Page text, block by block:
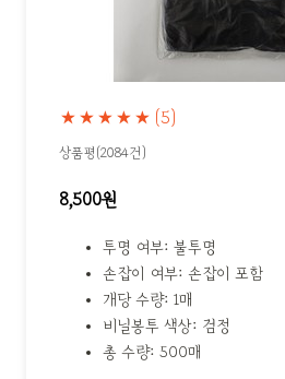
★★★★★ (5)
상품평(2084건)
8,500원
투명 여부: 불투명
손잡이 여부: 손잡이 포함
개당 수량: 1매
비닐봉투 색상: 검정
총 수량: 500매